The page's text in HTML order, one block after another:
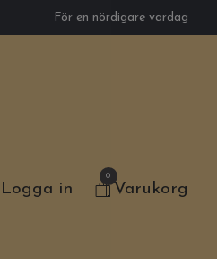
För en nördigare vardag
Logga in
0
Varukorg